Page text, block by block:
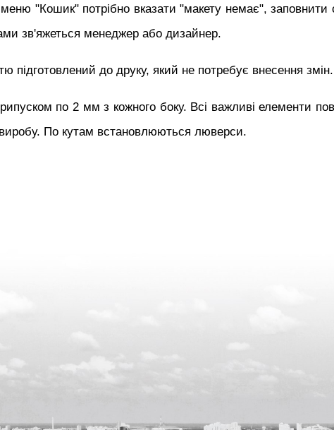
"Кошик" потрібно вказати "макету немає", заповнити
зв'яжеться менеджер або дизайнер.
до друку, який не потребує внесення змін.
по 2 мм з кожного боку. Всі важливі елементи
По кутам встановлюються люверси.